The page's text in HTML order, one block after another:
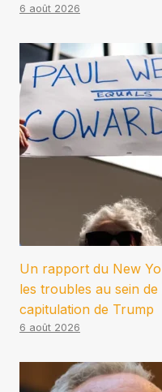
6 août 2026
Un rapport du New
les troubles au sein
capitulation de Trump
6 août 2026